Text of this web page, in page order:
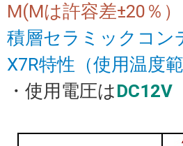
M(Mは許容差±20％）
積層セラミック
X7R特性（使用温度
・使用電圧はDC12V